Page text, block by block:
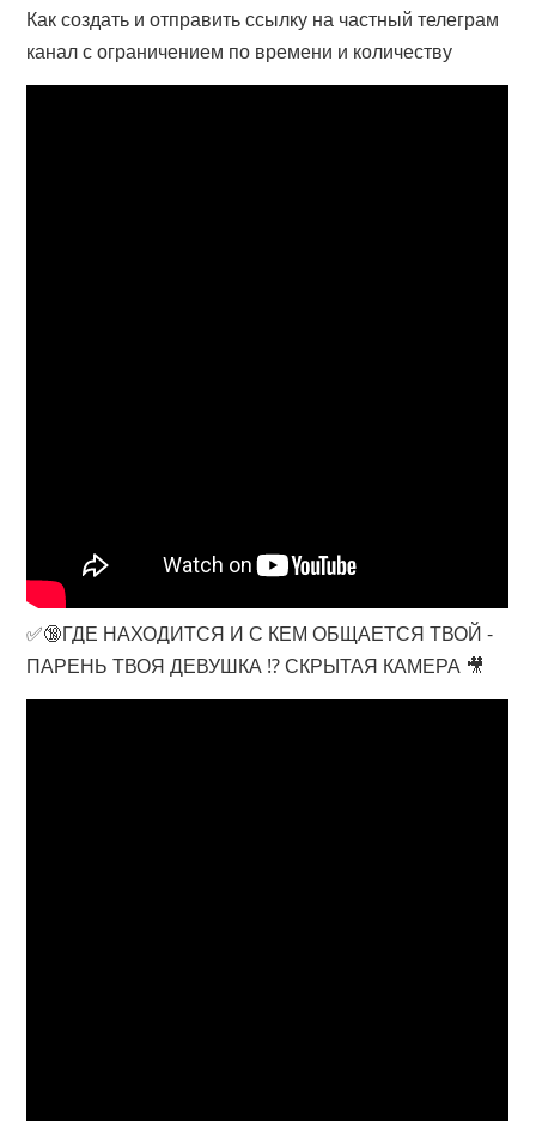
Как создать и отправить ссылку на частный телеграм
канал с ограничением по времени и количеству
✅🔞ГДЕ НАХОДИТСЯ И С КЕМ ОБЩАЕТСЯ ТВОЙ -
ПАРЕНЬ ТВОЯ ДЕВУШКА ⁉️ СКРЫТАЯ КАМЕРА 🎥